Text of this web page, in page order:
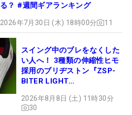
る？ #週間ギアランキング
2026年7月30日 (木) 18時00分 11
スイング中のブレをなくした
い人へ！ 3種類の伸縮性ヒモ
採用のブリヂストン『ZSP-
BITER LIGHT
ュー
2026年8月8日 (土) 11時30分
30